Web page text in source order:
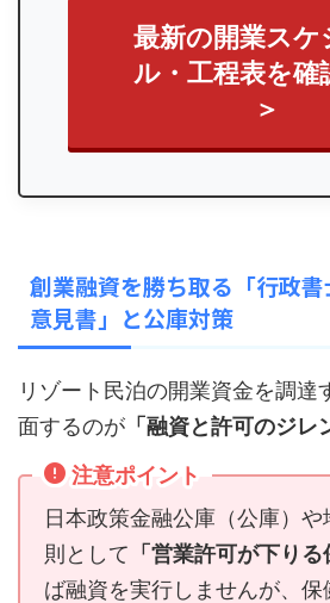
最新の開業スケ
ル・工程表を確
＞
創業融資を勝ち取る「行政
意見書」と公庫対策
リゾート民泊の開業資金を調達
面するのが 「融資と許可のジレ
注意ポイント
日本政策金融公庫（公庫）
則として 「営業許可が下りる
ば融資を実行しませんが、